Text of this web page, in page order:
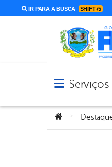
IR PARA A BUSCA SHIFT+5
Abrir menu
Você está aqui: